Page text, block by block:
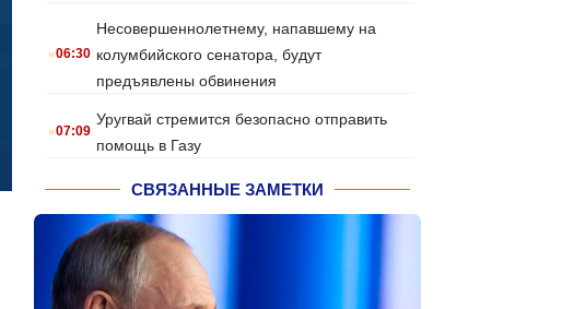
.06:30
Несовершеннолетнему, напавшему на
колумбийского сенатора, будут
предъявлены обвинения
.07:09
Уругвай стремится безопасно отправить
помощь в Газу
СВЯЗАННЫЕ ЗАМЕТКИ